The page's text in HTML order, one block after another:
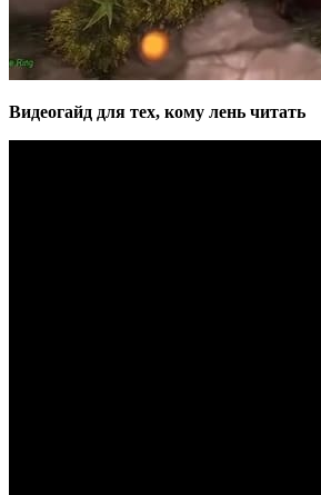
Видеогайд для тех, кому лень читать